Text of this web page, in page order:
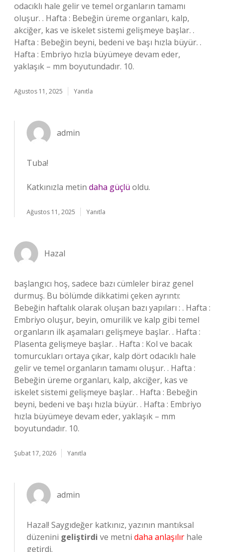
odacıklı hale gelir ve temel organların tamamı
oluşur. . Hafta : Bebeğin üreme organları, kalp,
akciğer, kas ve iskelet sistemi gelişmeye başlar. .
Hafta : Bebeğin beyni, bedeni ve başı hızla büyür. .
Hafta : Embriyo hızla büyümeye devam eder,
yaklaşık – mm boyutundadır. 10.
Ağustos 11, 2025 Yanıtla
admin
Tuba!
Katkınızla metin daha güçlü oldu.
Ağustos 11, 2025 Yanıtla
Hazal
başlangıcı hoş, sadece bazı cümleler biraz genel
durmuş. Bu bölümde dikkatimi çeken ayrıntı:
Bebeğin haftalık olarak oluşan bazı yapıları : . Hafta :
Embriyo oluşur, beyin, omurilik ve kalp gibi temel
organların ilk aşamaları gelişmeye başlar. . Hafta :
Plasenta gelişmeye başlar. . Hafta : Kol ve bacak
tomurcukları ortaya çıkar, kalp dört odacıklı hale
gelir ve temel organların tamamı oluşur. . Hafta :
Bebeğin üreme organları, kalp, akciğer, kas ve
iskelet sistemi gelişmeye başlar. . Hafta : Bebeğin
beyni, bedeni ve başı hızla büyür. . Hafta : Embriyo
hızla büyümeye devam eder, yaklaşık – mm
boyutundadır. 10.
Şubat 17, 2026 Yanıtla
admin
Hazal! Saygıdeğer katkınız, yazının mantıksal
düzenini geliştirdi ve metni daha anlaşılır hale
getirdi.